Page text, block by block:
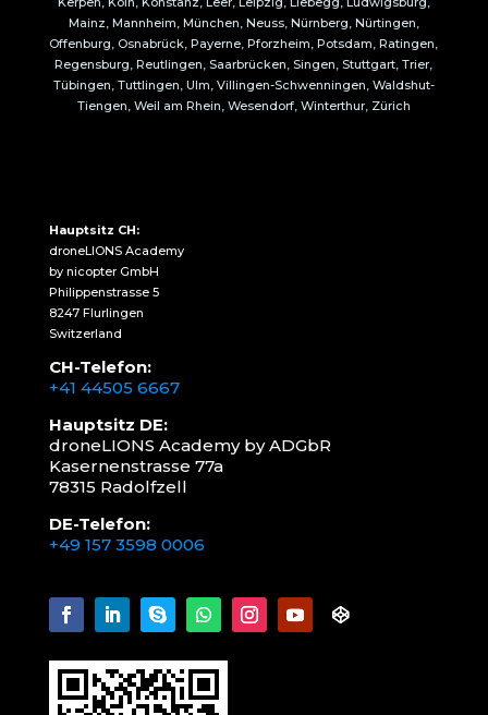
Mainz, Mannheim, München, Neuss, Nürnberg, Nürtingen,
Offenburg, Osnabrück, Payerne, Pforzheim, Potsdam, Ratingen,
Regensburg, Reutlingen, Saarbrücken, Singen, Stuttgart, Trier,
Tübingen, Tuttlingen, Ulm, Villingen-Schwenningen, Waldshut-
Tiengen, Weil am Rhein, Wesendorf, Winterthur, Zürich
Hauptsitz CH:
droneLIONS Academy
by nicopter GmbH
Philippenstrasse 5
8247 Flurlingen
Switzerland
CH-Telefon:
+41 44505 6667
Hauptsitz DE:
droneLIONS Academy by ADGbR
Kasernenstrasse 77a
78315 Radolfzell
DE-Telefon:
+49 157 3598 0006